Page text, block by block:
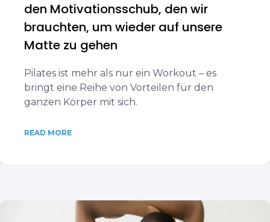
den Motivationsschub, den wir
brauchten, um wieder auf unsere
Matte zu gehen
Pilates ist mehr als nur ein Workout – es
bringt eine Reihe von Vorteilen für den
ganzen Körper mit sich.
READ MORE